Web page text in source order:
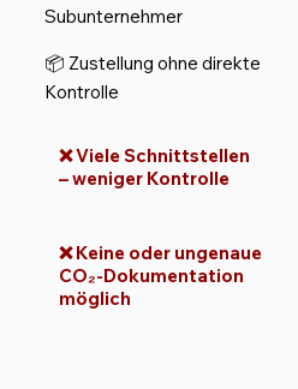
Subunternehmer
📦 Zustellung ohne direkte
Kontrolle​
❌ Viele Schnittstellen
–weniger Kontrolle
❌ Keine oder ungenaue
CO₂-Dokumentation
möglich